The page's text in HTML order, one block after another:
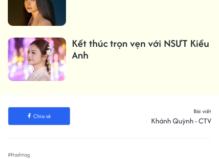
Kết thúc trọn vẹn với NSƯT Kiều
Anh
Chia sẻ
Bài viết
Khánh Quỳnh - CTV
#Hashtag